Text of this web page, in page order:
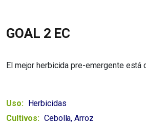
GOAL 2 EC
El mejor herbicida pre-emergente está
Uso:
Herbicidas
Cultivos: Cebolla, Arroz